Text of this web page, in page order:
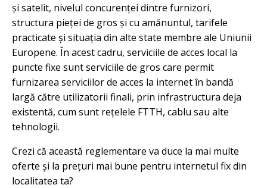
și satelit, nivelul concurenței dintre furnizori,
structura pieței de gros și cu amănuntul, tarifele
practicate și situația din alte state membre ale Uniunii
Europene. În acest cadru, serviciile de acces local la
puncte fixe sunt serviciile de gros care permit
furnizarea serviciilor de acces la internet în bandă
largă către utilizatorii finali, prin infrastructura deja
existentă, cum sunt rețelele FTTH, cablu sau alte
tehnologii.
Crezi că această reglementare va duce la mai multe
oferte și la prețuri mai bune pentru internetul fix din
localitatea ta?